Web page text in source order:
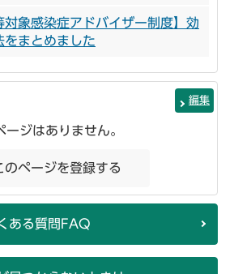
対象感染症アドバイザー制度】効
をまとめました
編集
ジはありません。
のページを登録する
ある質問FAQ